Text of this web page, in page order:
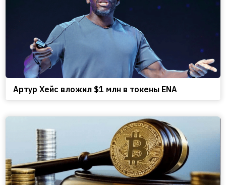
Артур Хейс вложил $1 млн в токены ENA